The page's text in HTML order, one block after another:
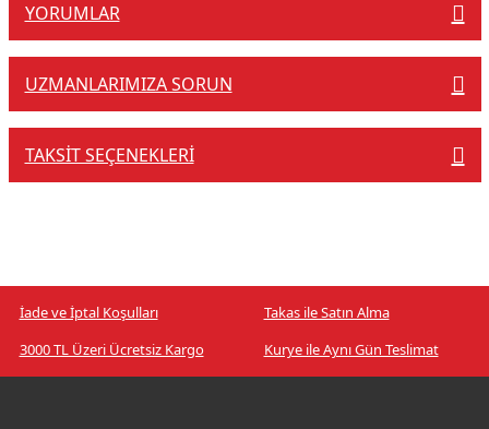
YORUMLAR
UZMANLARIMIZA SORUN
TAKSIT SEÇENEKLERI
İade ve İptal Koşulları
Takas ile Satın Alma
3000 TL Üzeri Ücretsiz Kargo
Kurye ile Aynı Gün Teslimat